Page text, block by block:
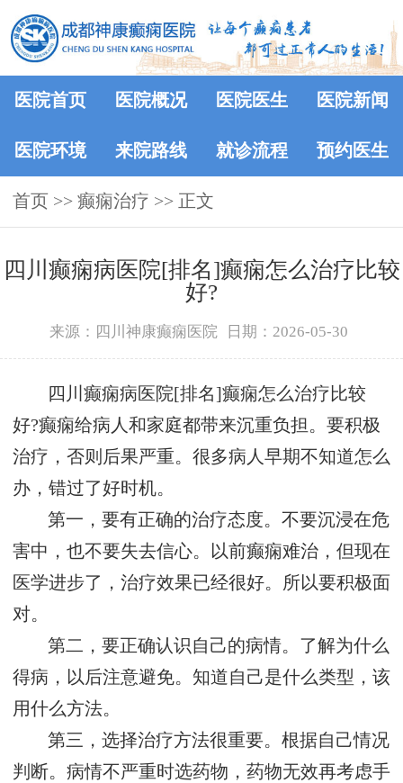
医院首页 医院概况 医院医生 医院新闻
医院环境 来院路线 就诊流程 预约医生
首页 >> 癫痫治疗 >> 正文
四川癫痫病医院[排名]癫痫怎么治疗比较
好?
来源：四川神康癫痫医院 日期：2026-05-30
四川癫痫病医院[排名]癫痫怎么治疗比较
好?癫痫给病人和家庭都带来沉重负担。要积极
治疗，否则后果严重。很多病人早期不知道怎么
办，错过了好时机。
第一，要有正确的治疗态度。不要沉浸在危
害中，也不要失去信心。以前癫痫难治，但现在
医学进步了，治疗效果已经很好。所以要积极面
对。
第二，要正确认识自己的病情。了解为什么
得病，以后注意避免。知道自己是什么类型，该
用什么方法。
第三，选择治疗方法很重要。根据自己情况
判断。病情不严重时选药物，药物无效再考虑手